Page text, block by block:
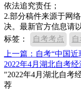
依法追究责任；
2.部分稿件来源于网
决。最新官方信息请
标签：
自考考点
上一篇：自考“中国
2022年4月湖北自考
"2022年4月湖北自考
荐